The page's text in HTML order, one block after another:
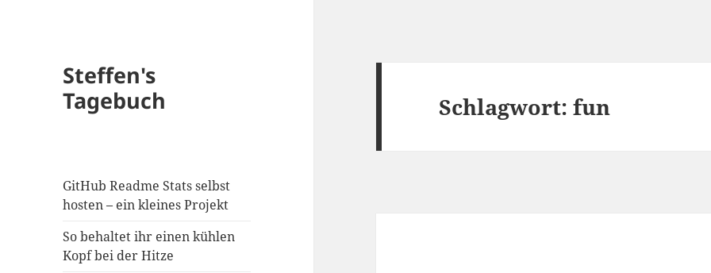
Steffen's
Tagebuch
GitHub Readme Stats selbst
hosten – ein kleines Projekt
So behaltet ihr einen kühlen
Kopf bei der Hitze
Schlagwort:fun